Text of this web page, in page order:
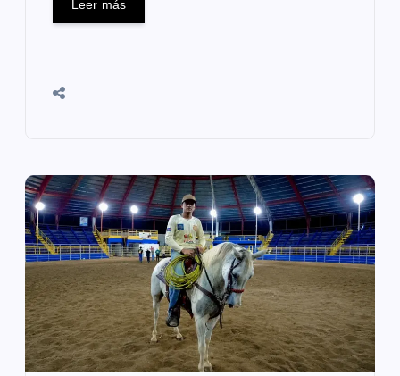
Leer más